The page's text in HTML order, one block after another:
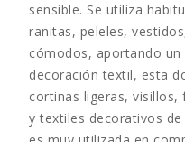
sensible. Se utiliza
ranitas, peleles,
cómodos, aportando
decoración textil, esta
cortinas ligeras, visillos,
y textiles decorativos